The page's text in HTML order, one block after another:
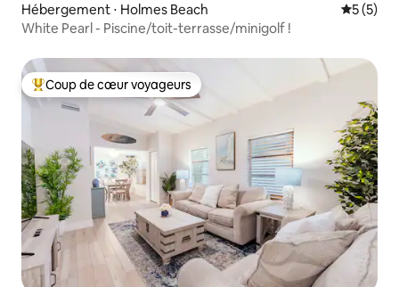
Hébergement ⋅ Holmes Beach
5 (5)
White Pearl - Piscine/toit-terrasse/minigolf !
Coups de cœur voyageurs les plus appréciés
Coup de cœur voyageurs